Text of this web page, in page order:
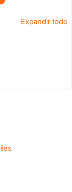
cursos
Expandir todo